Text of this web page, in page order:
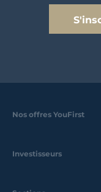
Nos offres YouFirst
Investisseurs